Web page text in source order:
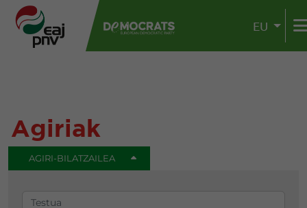
EU
Agiriak
AGIRI-BILATZAILEA